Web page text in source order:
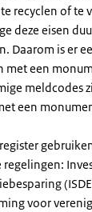
recyclen of te
deze eisen
Daarom is er
met een
meldcodes
een
voor